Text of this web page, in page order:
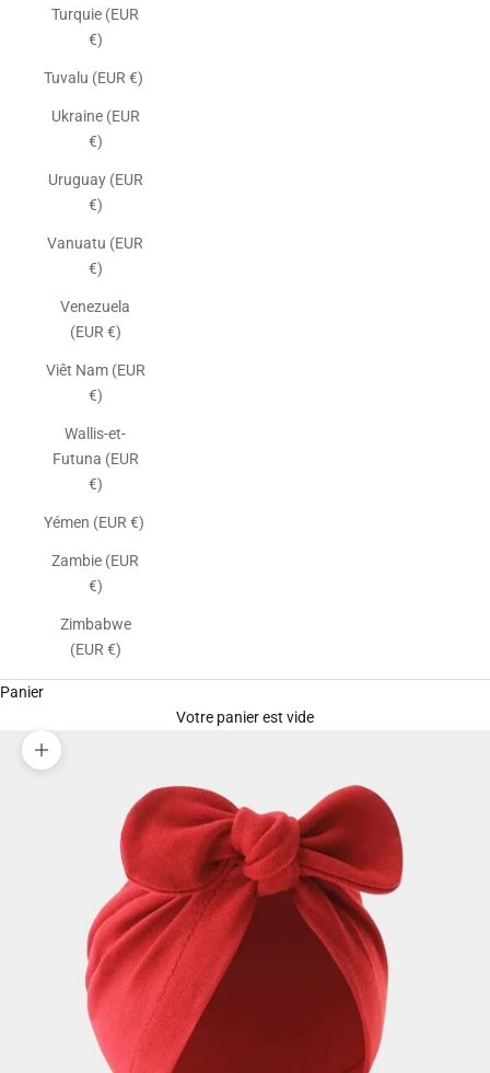
Turquie (EUR
€)
Tuvalu (EUR €)
Ukraine (EUR
€)
Uruguay (EUR
€)
Vanuatu (EUR
€)
Venezuela
(EUR €)
Viêt Nam (EUR
€)
Wallis-et-
Futuna (EUR
€)
Yémen (EUR €)
Zambie (EUR
€)
Zimbabwe
(EUR €)
Panier
Votre panier est vide
Zoomer sur l'image